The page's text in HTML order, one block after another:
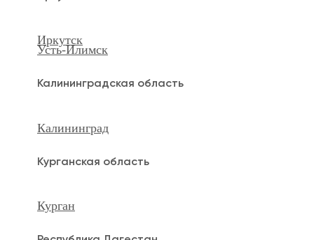
Иркутск
Усть-Илимск
Калининградская область
Калининград
Курганская область
Курган